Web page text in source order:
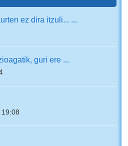
ez dira itzuli... ...
guri ere ...